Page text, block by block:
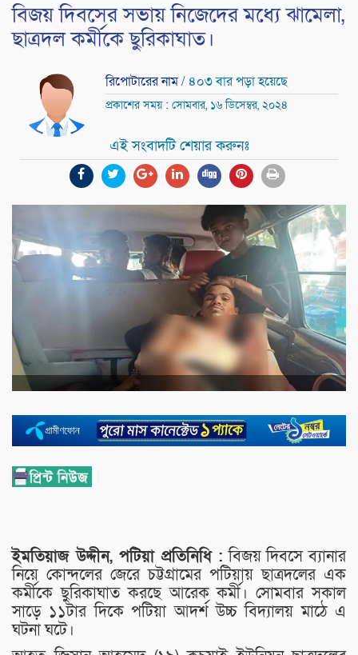
বিজয় দিবসের সভায় নিজেদের মধ্যে ঝামেলা,
ছাত্রদল কর্মীকে ছুরিকাঘাত।
রিপোটারের নাম/ ৪০৩ বার পড়া হয়েছে
প্রকাশের সময় : সোমবার, ১৬ ডিসেম্বর, ২০২৪
এই সংবাদটি শেয়ার করুনঃ
ইমতিয়াজ উদ্দীন, পটিয়া প্রতিনিধি : বিজয় দিবসে ব্যানার
নিয়ে কোন্দলের জেরে চট্টগ্রামের পটিয়ায় ছাত্রদলের এক
কর্মীকে ছুরিকাঘাত করছে আরেক কর্মী। সোমবার সকাল
সাড়ে ১১টার দিকে পটিয়া আদর্শ উচ্চ বিদ্যালয় মাঠে এ
ঘটনা ঘটে।